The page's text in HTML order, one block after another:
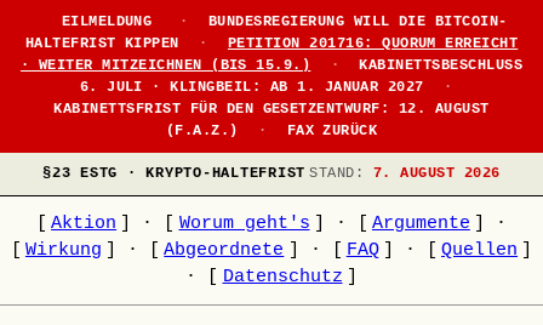
EILMELDUNG ·
BUNDESREGIERUNG WILL DIE BITCOIN-
HALTEFRIST KIPPEN
·
PETITION 201716: QUORUM ERREICHT
· WEITER MITZEICHNEN (BIS 15.9.)
·
KABINETTSBESCHLUSS
6. JULI · KLINGBEIL: AB 1. JANUAR 2027
·
KABINETTSFRIST FÜR DEN GESETZENTWURF: 12. AUGUST
(F.A.Z.)
· FAX ZURÜCK
§23 ESTG · KRYPTO-HALTEFRIST STAND: 7. AUGUST 2026
Aktion · Worum geht's · Argumente
·
Wirkung · Abgeordnete · FAQ · Quellen
·
Datenschutz